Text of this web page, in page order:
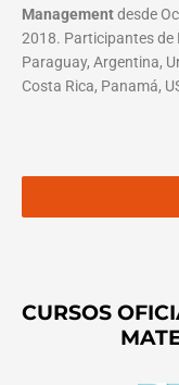
Managementdesde
2018. Participantes de
Paraguay, Argentina,
Costa Rica, Panamá,
CURSOS